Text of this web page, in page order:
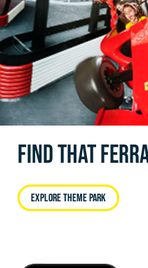
FIND THAT
EXPLORE THEME PARK